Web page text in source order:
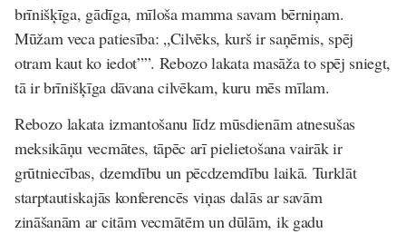
brīnišķīga, gādīga, mīloša mamma savam bērniņam.
Mūžam veca patiesība: „Cilvēks, kurš ir saņēmis, spēj
otram kaut ko iedot””. Rebozo lakata masāža to spēj sniegt,
tā ir brīnišķīga dāvana cilvēkam, kuru mēs mīlam.
Rebozo lakata izmantošanu līdz mūsdienām atnesušas
meksikāņu vecmātes, tāpēc arī pielietošana vairāk ir
grūtniecības, dzemdību un pēcdzemdību laikā. Turklāt
starptautiskajās konferencēs viņas dalās ar savām
zināšanām ar citām vecmātēm un dūlām, ik gadu